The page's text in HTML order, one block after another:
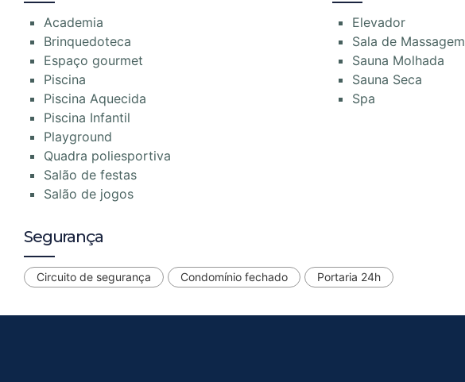
Academia
Brinquedoteca
Espaço gourmet
Piscina
Piscina Aquecida
Piscina Infantil
Playground
Quadra poliesportiva
Salão de festas
Salão de jogos
Elevador
Sala de Massagem
Sauna Molhada
Sauna Seca
Spa
Segurança
Circuito de segurança Condomínio fechado Portaria 24h